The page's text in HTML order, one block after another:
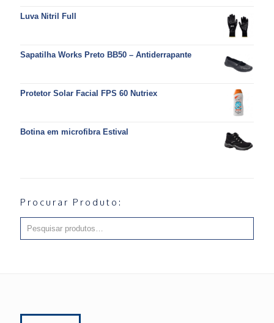
Luva Nitril Full
Sapatilha Works Preto BB50 – Antiderrapante
Protetor Solar Facial FPS 60 Nutriex
Botina em microfibra Estival
Procurar Produto: